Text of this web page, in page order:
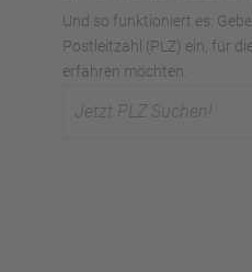
Und so funktioniert es:
Postleitzahl (PLZ) ein, für
erfahren möchten: